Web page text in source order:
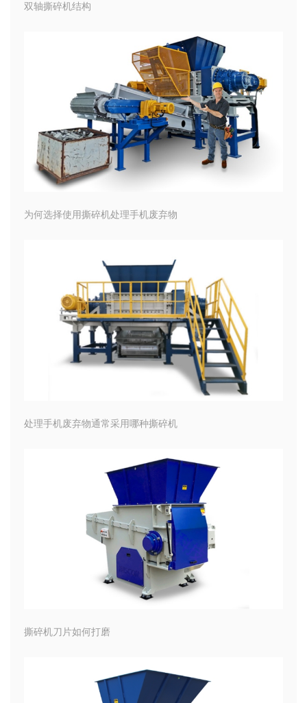
双轴撕碎机结构
为何选择使用撕碎机处理手机废弃物
处理手机废弃物通常采用哪种撕碎机
撕碎机刀片如何打磨